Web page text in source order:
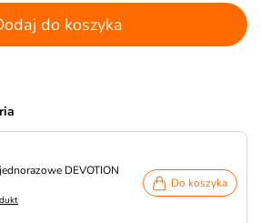
do koszyka
DEVOTION
Do koszyka